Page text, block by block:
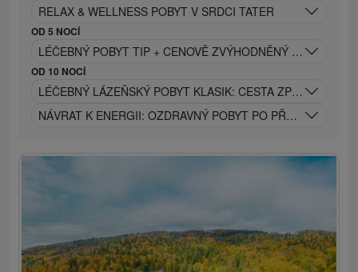
RELAX & WELLNESS POBYT V SRDCI TATER
OD 5 NOCÍ
LÉČEBNÝ POBYT TIP + CENOVĚ ZVÝHODNĚNÝ SENIOR
OD 10 NOCÍ
LÉČEBNÝ LÁZEŇSKÝ POBYT KLASIK: CESTA ZPĚT K SÍLE A
NÁVRAT K ENERGII: OZDRAVNÝ POBYT PO PŘEKONÁNÍ